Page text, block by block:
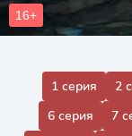
1 серия 2
6 серия
7